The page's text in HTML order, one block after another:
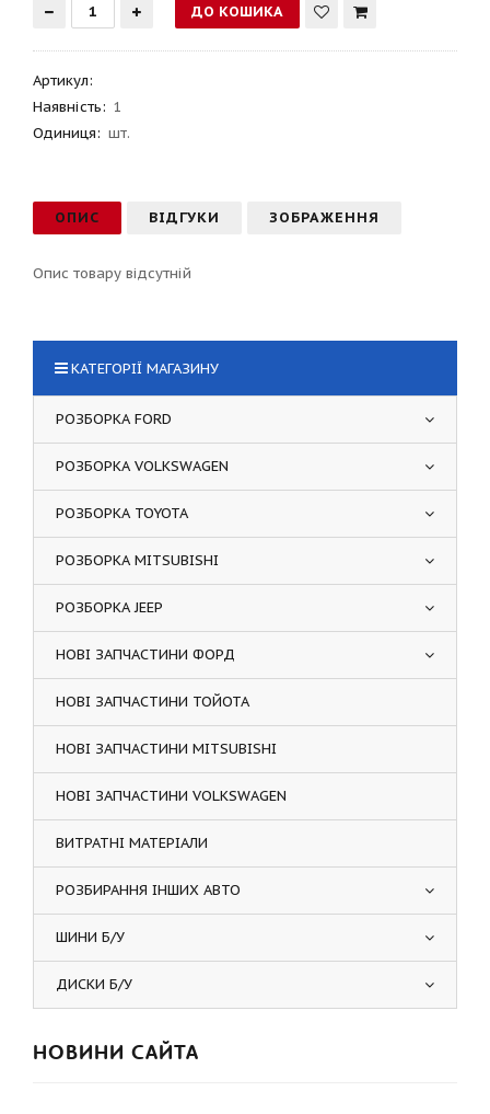
Артикул:
Наявність: 1
Одиниця: шт.
ОПИС ВІДГУКИ ЗОБРАЖЕННЯ
Опис товару відсутній
КАТЕГОРІЇ МАГАЗИНУ
РОЗБОРКА FORD
РОЗБОРКА VOLKSWAGEN
РОЗБОРКА TOYOTA
РОЗБОРКА MITSUBISHI
РОЗБОРКА JEEP
НОВІ ЗАПЧАСТИНИ ФОРД
НОВІ ЗАПЧАСТИНИ ТОЙОТА
НОВІ ЗАПЧАСТИНИ MITSUBISHI
НОВІ ЗАПЧАСТИНИ VOLKSWAGEN
ВИТРАТНІ МАТЕРІАЛИ
РОЗБИРАННЯ ІНШИХ АВТО
ШИНИ Б/У
ДИСКИ Б/У
НОВИНИ САЙТА